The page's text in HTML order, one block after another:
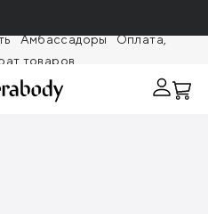
Амбассадоры
Оплата,
товаров